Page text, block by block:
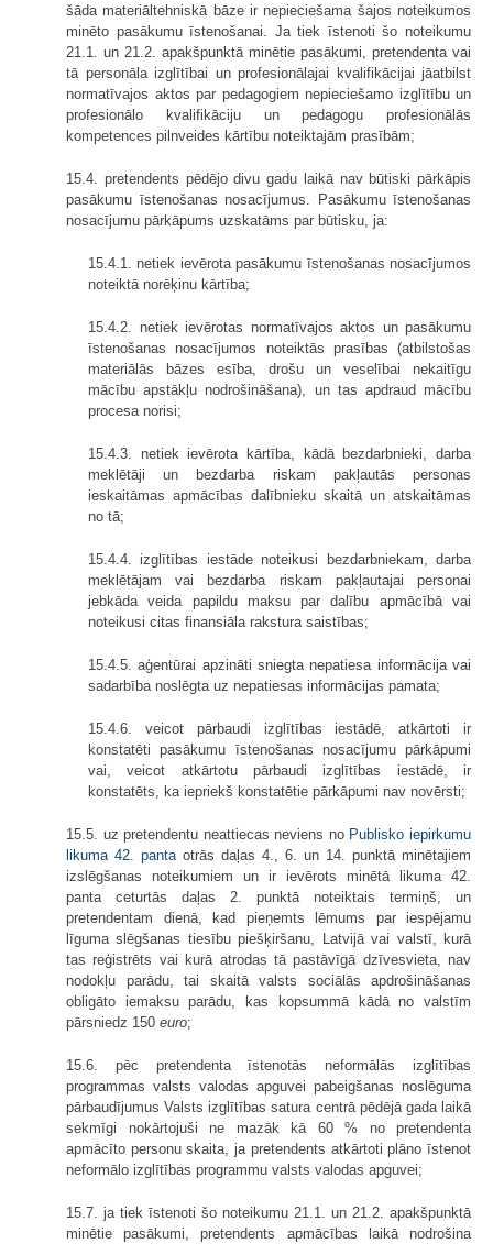
šāda materiāltehniskā bāze ir nepieciešama šajos noteikumos
minēto pasākumu īstenošanai. Ja tiek īstenoti šo noteikumu
21.1. un 21.2. apakšpunktā minētie pasākumi, pretendenta vai
tā personāla izglītībai un profesionālajai kvalifikācijai jāatbilst
normatīvajos aktos par pedagogiem nepieciešamo izglītību un
profesionālo kvalifikāciju un pedagogu profesionālās
kompetences pilnveides kārtību noteiktajām prasībām;
15.4. pretendents pēdējo divu gadu laikā nav būtiski pārkāpis
pasākumu īstenošanas nosacījumus. Pasākumu īstenošanas
nosacījumu pārkāpums uzskatāms par būtisku, ja:
15.4.1. netiek ievērota pasākumu īstenošanas nosacījumos
noteiktā norēķinu kārtība;
15.4.2. netiek ievērotas normatīvajos aktos un pasākumu
īstenošanas nosacījumos noteiktās prasības (atbilstošas
materiālās bāzes esība, drošu un veselībai nekaitīgu
mācību apstākļu nodrošināšana), un tas apdraud mācību
procesa norisi;
15.4.3. netiek ievērota kārtība, kādā bezdarbnieki, darba
meklētāji un bezdarba riskam pakļautās personas
ieskaitāmas apmācības dalībnieku skaitā un atskaitāmas
no tā;
15.4.4. izglītības iestāde noteikusi bezdarbniekam, darba
meklētājam vai bezdarba riskam pakļautajai personai
jebkāda veida papildu maksu par dalību apmācībā vai
noteikusi citas finansiāla rakstura saistības;
15.4.5. aģentūrai apzināti sniegta nepatiesa informācija vai
sadarbība noslēgta uz nepatiesas informācijas pamata;
15.4.6. veicot pārbaudi izglītības iestādē, atkārtoti ir
konstatēti pasākumu īstenošanas nosacījumu pārkāpumi
vai, veicot atkārtotu pārbaudi izglītības iestādē, ir
konstatēts, ka iepriekš konstatētie pārkāpumi nav novērsti;
15.5. uz pretendentu neattiecas neviens no Publisko iepirkumu
likuma 42. pantaotrās daļas 4., 6. un 14. punktā minētajiem
izslēgšanas noteikumiem un ir ievērots minētā likuma 42.
panta ceturtās daļas 2. punktā noteiktais termiņš, un
pretendentam dienā, kad pieņemts lēmums par iespējamu
līguma slēgšanas tiesību piešķiršanu, Latvijā vai valstī, kurā
tas reģistrēts vai kurā atrodas tā pastāvīgā dzīvesvieta, nav
nodokļu parādu, tai skaitā valsts sociālās apdrošināšanas
obligāto iemaksu parādu, kas kopsummā kādā no valstīm
pārsniedz 150 euro;
15.6. pēc pretendenta īstenotās neformālās izglītības
programmas valsts valodas apguvei pabeigšanas noslēguma
pārbaudījumus Valsts izglītības satura centrā pēdējā gada laikā
sekmīgi nokārtojuši ne mazāk kā 60 % no pretendenta
apmācīto personu skaita, ja pretendents atkārtoti plāno īstenot
neformālo izglītības programmu valsts valodas apguvei;
15.7. ja tiek īstenoti šo noteikumu 21.1. un 21.2. apakšpunktā
minētie pasākumi, pretendents apmācības laikā nodrošina